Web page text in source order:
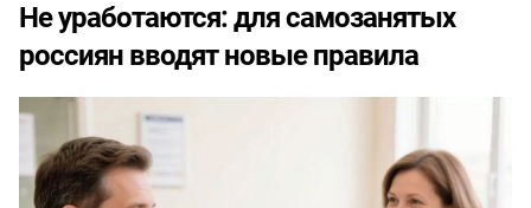
Не уработаются: для самозанятых
россиян вводят новые правила